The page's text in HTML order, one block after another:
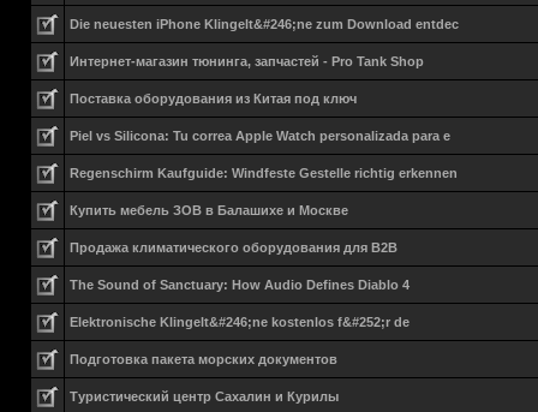
Die neuesten iPhone Klingelt&#246;ne zum Download entdec
Интернет-магазин тюнинга, запчастей - Pro Tank Shop
Поставка оборудования из Китая под ключ
Piel vs Silicona: Tu correa Apple Watch personalizada para e
Regenschirm Kaufguide: Windfeste Gestelle richtig erkennen
Купить мебель ЗОВ в Балашихе и Москве
Продажа климатического оборудования для B2B
The Sound of Sanctuary: How Audio Defines Diablo 4
Elektronische Klingelt&#246;ne kostenlos f&#252;r de
Подготовка пакета морских документов
Туристический центр Сахалин и Курилы